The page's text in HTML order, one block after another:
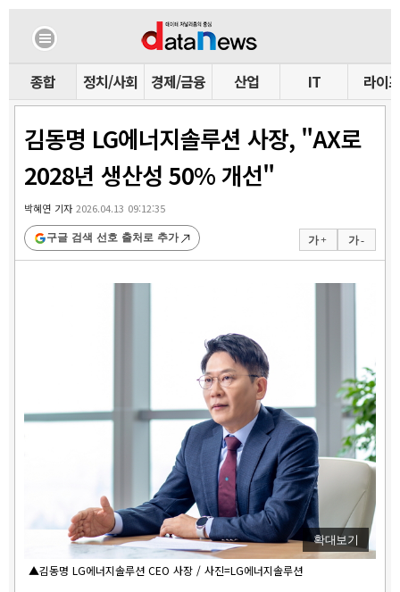
종합 정치/사회 경제/금융 산업 IT 라이프
김동명 LG에너지솔루션 사장, "AX로
2028년 생산성 50% 개선"
박혜연 기자2026.04.13 09:12:35
가 + 가 -
구글 검색 선호 출처로 추가
확대보기
▲김동명 LG에너지솔루션 CEO 사장 / 사진=LG에너지솔루션